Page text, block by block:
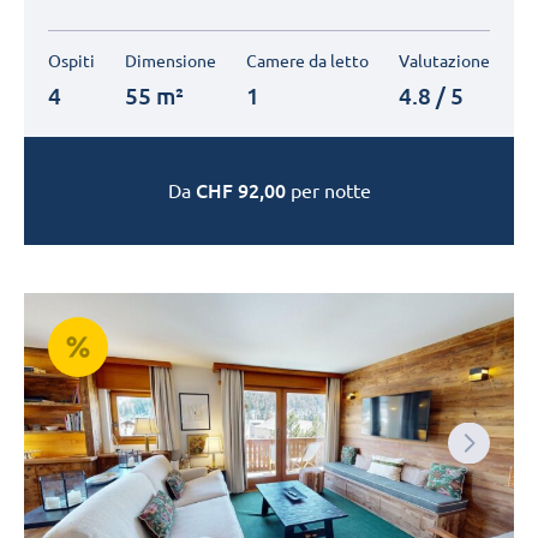
Ospiti
4
Dimensione
55 m²
Camere da letto
1
Valutazione
4.8 / 5
Da CHF 92,00per notte
Next